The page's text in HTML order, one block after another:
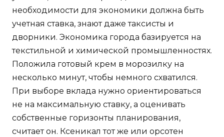
необходимости для экономики должна быть
учетная ставка, знают даже таксисты и
дворники. Экономика города базируется на
текстильной и химической промышленностях.
Положила готовый крем в морозилку на
несколько минут, чтобы немного схватился.
При выборе вклада нужно ориентироваться
не на максимальную ставку, а оценивать
собственные горизонты планирования,
считает он. Ксеникал тот же или орсотен